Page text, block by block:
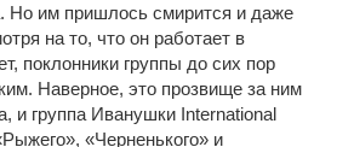
Но им пришлось смирится и даже
на то, что он работает в
поклонники группы до сих пор
Наверное, это прозвище за ним
и группа Иванушки International
«Черненького» и